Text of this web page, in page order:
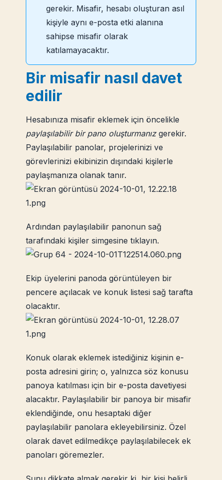
gerekir. Misafir, hesabı oluşturan asıl
kişiyle aynı e-posta etki alanına
sahipse misafir olarak
katılamayacaktır.
Bir misafir nasıl davet
edilir
Hesabınıza misafir eklemek için öncelikle
paylaşılabilir bir pano oluşturmanızgerekir.
Paylaşılabilir panolar, projelerinizi ve
görevlerinizi ekibinizin dışındaki kişilerle
paylaşmanıza olanak tanır.
Ardından paylaşılabilir panonun sağ
tarafındaki kişiler simgesine tıklayın.
Ekip üyelerini panoda görüntüleyen bir
pencere açılacak ve konuk listesi sağ tarafta
olacaktır.
Konuk olarak eklemek istediğiniz kişinin e-
posta adresini girin; o, yalnızca söz konusu
panoya katılması için bir e-posta davetiyesi
alacaktır. Paylaşılabilir bir panoya bir misafir
eklendiğinde, onu hesaptaki diğer
paylaşılabilir panolara ekleyebilirsiniz. Özel
olarak davet edilmedikçe paylaşılabilecek ek
panoları göremezler.